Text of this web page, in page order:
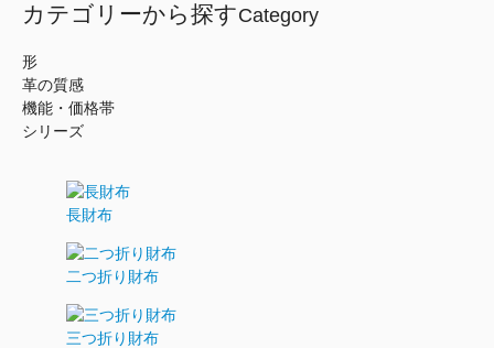
カテゴリーから探すCategory
形
革の質感
機能・価格帯
シリーズ
長財布
二つ折り財布
三つ折り財布